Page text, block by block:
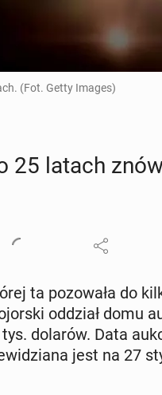
(Fot. Getty Images)
25 latach
ta po­zo­wa­ła do
oddział domu
dolarów. Data
jest na 27